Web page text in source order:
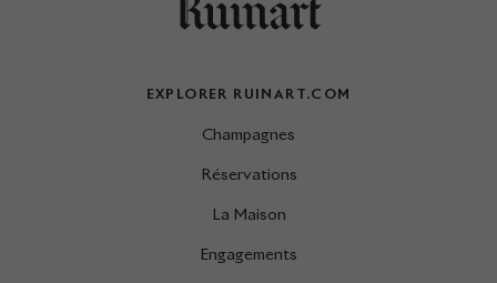
EXPLORER RUINART.COM
Champagnes
Réservations
La Maison
Engagements